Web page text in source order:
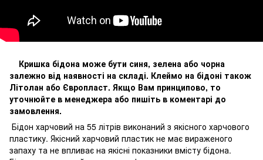
Кришка бідона може бути синя, зелена або чорна
залежно від наявності на складі. Клеймо на бідоні також
Літолан або Європласт. Якщо Вам принципово, то
уточнюйте в менеджера або пишіть в коментарі до
замовлення.
Бідон харчовий на 55 літрів виконаний з якісного харчового
пластику. Якісний харчовий пластик не має вираженого
запаху та не впливає на якісні показники вмісту бідона.